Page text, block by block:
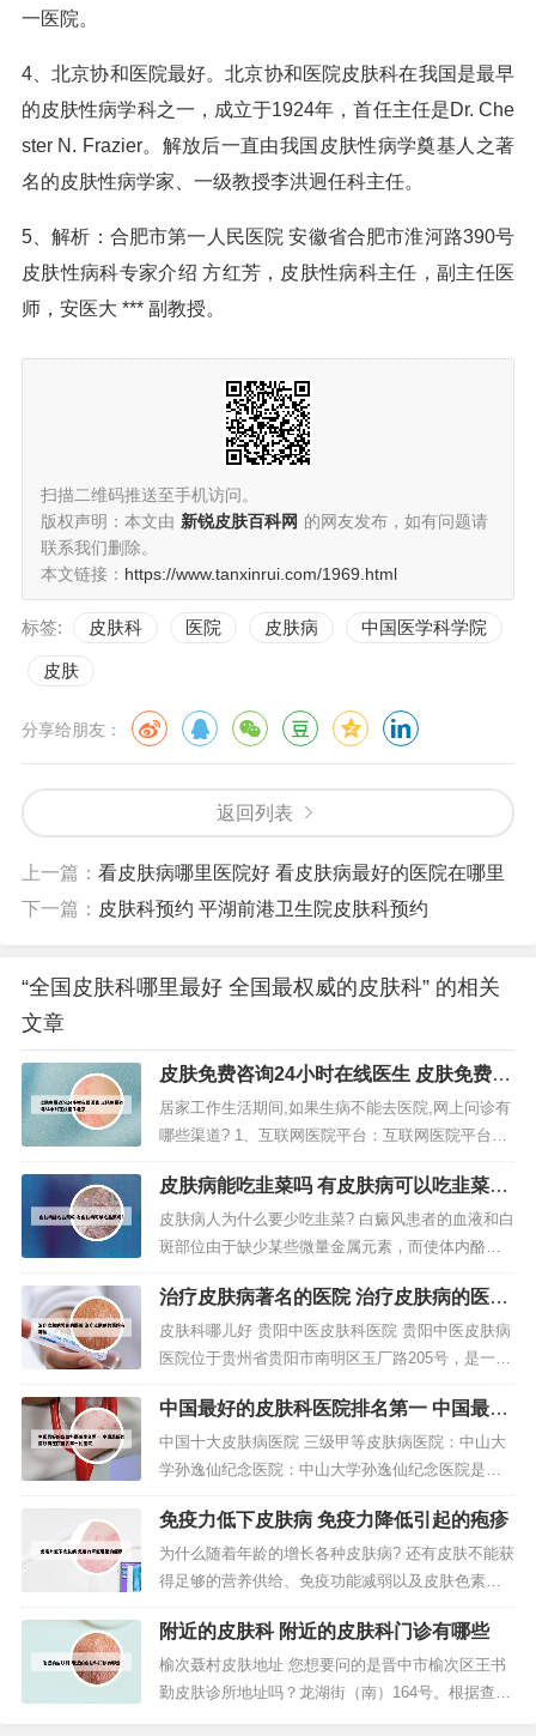
一医院。
4、北京协和医院最好。北京协和医院皮肤科在我国是最早
的皮肤性病学科之一，成立于1924年，首任主任是Dr. Che
ster N. Frazier。解放后一直由我国皮肤性病学奠基人之著
名的皮肤性病学家、一级教授李洪迥任科主任。
5、解析：合肥市第一人民医院 安徽省合肥市淮河路390号
皮肤性病科专家介绍 方红芳，皮肤性病科主任，副主任医
师，安医大 *** 副教授。
扫描二维码推送至手机访问。
版权声明：本文由 新锐皮肤百科网 的网友发布，如有问题请
联系我们删除。
本文链接： https://www.tanxinrui.com/1969.html
标签: 皮肤科 医院 皮肤病 中国医学科学院
皮肤
分享给朋友：
返回列表
上一篇： 看皮肤病哪里医院好 看皮肤病最好的医院在哪里
下一篇： 皮肤科预约 平湖前港卫生院皮肤科预约
“全国皮肤科哪里最好 全国最权威的皮肤科” 的相关
文章
皮肤免费咨询24小时在线医生 皮肤免费咨
询24小时在线医生北京
居家工作生活期间,如果生病不能去医院,网上问诊有
哪些渠道? 1、互联网医院平台：互联网医院平台是
专门为在线问诊和远程医疗服务而设立的在线平
台。患者可以通过这些平台注册账号，选择相关科
室和医生，进行在线咨询、预约挂号、上传和查看
病历等操作。2、首先，无论哪个问诊平台，首先需
要提供身份证、医师资格证、执...
皮肤病能吃韭菜吗 有皮肤病可以吃韭菜
吗?
皮肤病人为什么要少吃韭菜? 白癜风患者的血液和白
斑部位由于缺少某些微量金属元素，而使体内酪氨
酸酶活性降低，影响了黑色素的合成代谢，从而产
生病变。韭菜内含有丰富的维生素C，而白癜风患者
是要禁吃富含维生素C的食物，所以最好是少吃或者
不吃韭菜。“生发类发物”指具有生发性的食物，如韭
菜、春笋、香椿、香菇、香...
治疗皮肤病著名的医院 治疗皮肤病的医院
有哪些
皮肤科哪儿好 贵阳中医皮肤科医院 贵阳中医皮肤病
医院位于贵州省贵阳市南明区玉厂路205号，是一所
皮肤病医院，是贵阳市医保定点单位。医院设有皮
肤科、美容皮肤科、美容中医科、医学检验科、中
医科等临床和医技科室。上海看皮肤科比较好的医
院包括：复旦大学附属华山医院：该院的皮肤科设
置较为齐全，包括遗传性皮肤病...
中国最好的皮肤科医院排名第一 中国最好
的皮肤科医院排名第一的医院
中国十大皮肤病医院 三级甲等皮肤病医院：中山大
学孙逸仙纪念医院：中山大学孙逸仙纪念医院是一
所综合性三级甲等医院，创建于1835年。2018年12
月4日，被国家卫健委公布为首批肿瘤多学科诊疗试
点医院。北京协和医院 北京协和医院是一所位于北
京市东城区，集医疗、科研、教学为一体的大型综
合医院。上海市皮肤病...
免疫力低下皮肤病 免疫力降低引起的疱疹
为什么随着年龄的增长各种皮肤病? 还有皮肤不能获
得足够的营养供给、免疫功能减弱以及皮肤色素细
胞代谢减退等都是导致老年人皮肤病发病率高的原
因。皮肤瘙痒 上了年纪后皮肤补水和锁水能力差，
皮脂腺分泌减少，从而引起皮肤瘙痒。生活环境因
素生活环境是一个重要的因素，老年人经常生病可
附近的皮肤科 附近的皮肤科门诊有哪些
榆次聂村皮肤地址 您想要问的是晋中市榆次区王书
勤皮肤诊所地址吗？龙湖街（南）164号。根据查询